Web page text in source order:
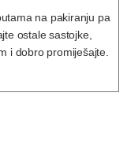
na pakiranju pa
ostale sastojke,
i dobro promiješajte.